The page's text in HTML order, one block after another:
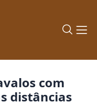
distâncias